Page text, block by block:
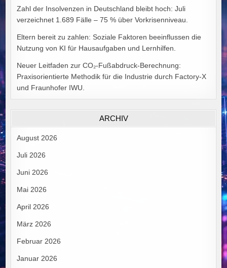
Zahl der Insolvenzen in Deutschland bleibt hoch: Juli
verzeichnet 1.689 Fälle – 75 % über Vorkrisenniveau.
Eltern bereit zu zahlen: Soziale Faktoren beeinflussen die
Nutzung von KI für Hausaufgaben und Lernhilfen.
Neuer Leitfaden zur CO₂-Fußabdruck-Berechnung:
Praxisorientierte Methodik für die Industrie durch Factory-X
und Fraunhofer IWU.
ARCHIV
August 2026
Juli 2026
Juni 2026
Mai 2026
April 2026
März 2026
Februar 2026
Januar 2026